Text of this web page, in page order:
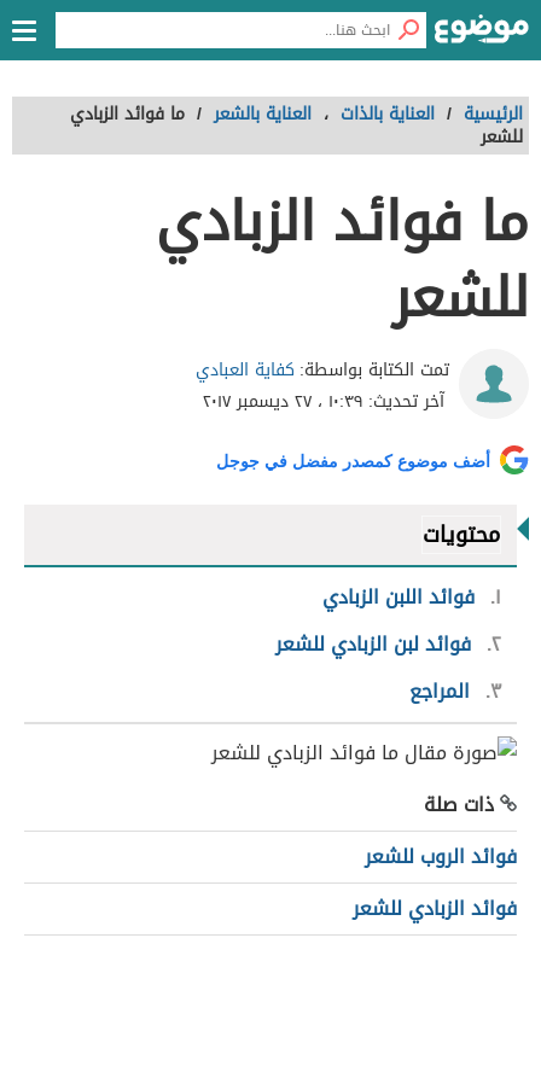
الرئيسية / العناية بالذات ، العناية بالشعر / ما فوائد الزبادي
للشعر
ما فوائد الزبادي
للشعر
تمت الكتابة بواسطة: كفاية العبادي
آخر تحديث: ١٠:٣٩ ، ٢٧ ديسمبر ٢٠١٧
أضف موضوع كمصدر مفضل في جوجل
محتويات
١ فوائد اللبن الزبادي
٢ فوائد لبن الزبادي للشعر
٣
المراجع
ذات صلة
فوائد الروب للشعر
فوائد الزبادي للشعر